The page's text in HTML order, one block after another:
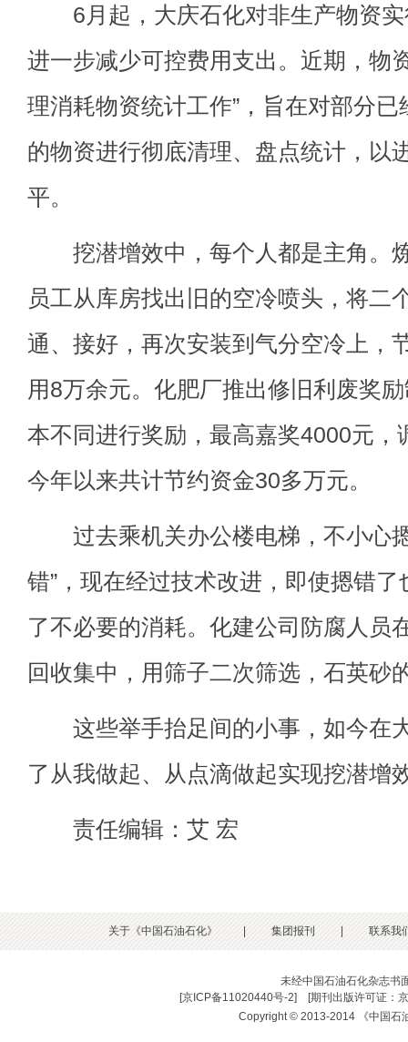
6月起，大庆石化对非生产物资实
进一步减少可控费用支出。近期，物
理消耗物资统计工作”，旨在对部分
的物资进行彻底清理、盘点统计，以
平。
挖潜增效中，每个人都是主角。
员工从库房找出旧的空冷喷头，将二
通、接好，再次安装到气分空冷上，
用8万余元。化肥厂推出修旧利废奖
本不同进行奖励，最高嘉奖4000元，
今年以来共计节约资金30多万元。
过去乘机关办公楼电梯，不小心
错”，现在经过技术改进，即使摁错
了不必要的消耗。化建公司防腐人员
回收集中，用筛子二次筛选，石英砂
这些举手抬足间的小事，如今在
了从我做起、从点滴做起实现挖潜增
责任编辑：艾 宏
关于《中国石油石化》 | 集团报刊 | 联系我
未经中国石油石化杂志书
[京ICP备11020440号-2] [期刊出版许可证：
Copyright © 2013-2014 《中国石